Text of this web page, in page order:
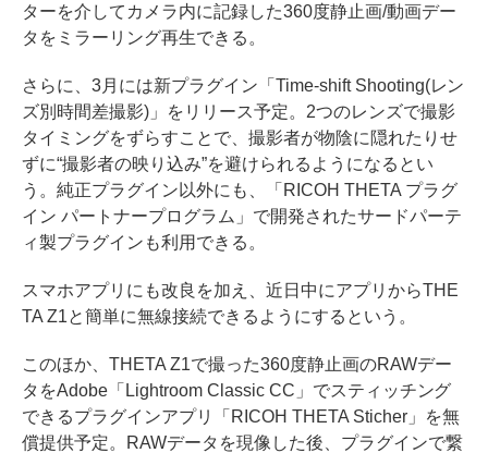
ターを介してカメラ内に記録した360度静止画/動画デー
タをミラーリング再生できる。
さらに、3月には新プラグイン「Time-shift Shooting(レン
ズ別時間差撮影)」をリリース予定。2つのレンズで撮影
タイミングをずらすことで、撮影者が物陰に隠れたりせ
ずに“撮影者の映り込み”を避けられるようになるとい
う。純正プラグイン以外にも、「RICOH THETA プラグ
イン パートナープログラム」で開発されたサードパーテ
ィ製プラグインも利用できる。
スマホアプリにも改良を加え、近日中にアプリからTHE
TA Z1と簡単に無線接続できるようにするという。
このほか、THETA Z1で撮った360度静止画のRAWデー
タをAdobe「Lightroom Classic CC」でスティッチング
できるプラグインアプリ「RICOH THETA Sticher」を無
償提供予定。RAWデータを現像した後、プラグインで繋